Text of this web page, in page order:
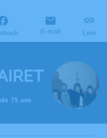
E-mail Lien
75 ans